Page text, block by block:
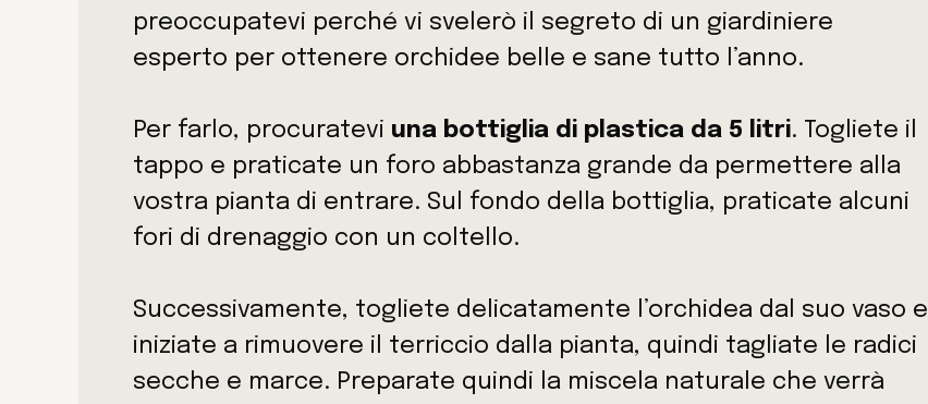
preoccupatevi perché vi svelerò il segreto di un giardiniere
esperto per ottenere orchidee belle e sane tutto l’anno.
Per farlo, procuratevi una bottiglia di plastica da 5 litri. Togliete il
tappo e praticate un foro abbastanza grande da permettere alla
vostra pianta di entrare. Sul fondo della bottiglia, praticate alcuni
fori di drenaggio con un coltello.
Successivamente, togliete delicatamente l’orchidea dal suo vaso e
iniziate a rimuovere il terriccio dalla pianta, quindi tagliate le radici
secche e marce. Preparate quindi la miscela naturale che verrà